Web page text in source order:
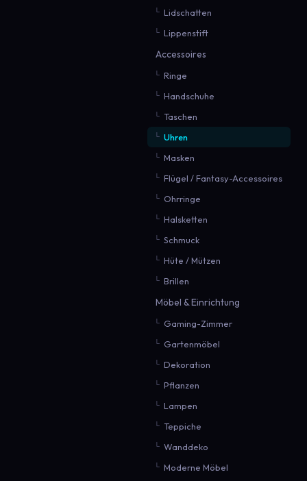
Lidschatten
Lippenstift
Accessoires
Ringe
Handschuhe
Taschen
Uhren
Masken
Flügel / Fantasy-Accessoires
Ohrringe
Halsketten
Schmuck
Hüte / Mützen
Brillen
Möbel & Einrichtung
Gaming-Zimmer
Gartenmöbel
Dekoration
Pflanzen
Lampen
Teppiche
Wanddeko
Moderne Möbel